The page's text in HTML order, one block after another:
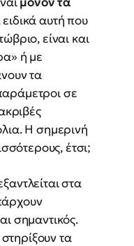
αυτή που
είναι και
ή με
τα
σε
Η σημερινή
έτσι;
στα
σημαντικός.
τα